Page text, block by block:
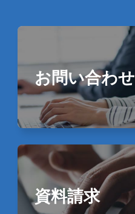
お問い合わせ
資料請求